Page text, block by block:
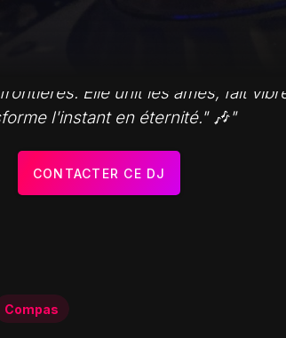
Elle unit les âmes, fait
l'instant en éternité." 🎶"
CONTACTER CE DJ
Compas